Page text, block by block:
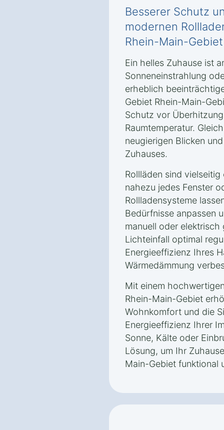
Besserer Schutz
modernen
Rhein-Main-Gebiet‎
Ein helles Zuhause ist
Sonneneinstrahlung
erheblich
Gebiet Rhein-Main-
Schutz vor
Raumtemperatur.
neugierigen Blicken
Zuhauses.
Rollläden sind
nahezu jedes Fenster
Rollladensysteme
Bedürfnisse anpassen
manuell oder elektrisch
Lichteinfall optimal
Energieeffizienz Ihres
Wärmedämmung
Mit einem
Rhein-Main-Gebiet‎
Wohnkomfort und die
Energieeffizienz Ihrer
Sonne, Kälte oder
Lösung, um Ihr
Main-Gebiet‎ funktional